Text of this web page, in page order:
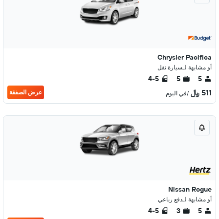
Chrysler Pacifica
أو مشابهة لـسيارة نقل
5
5
4-5
511 ﷼ /في اليوم عرض الصفقة
Nissan Rogue
أو مشابهة لـدفع رباعي
5
3
4-5